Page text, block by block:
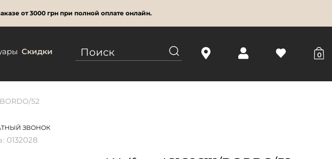
от 3000 грн при полной оплате онлайн.
Скидки 0
52
ЗВОНОК
0132028